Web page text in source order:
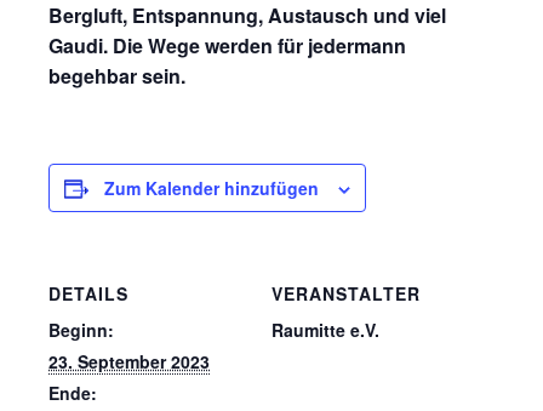
Bergluft, Entspannung, Austausch und viel
Gaudi. Die Wege werden für jedermann
begehbar sein.
Zum Kalender hinzufügen
DETAILS
Beginn:
23. September 2023
Ende:
VERANSTALTER
Raumitte e.V.